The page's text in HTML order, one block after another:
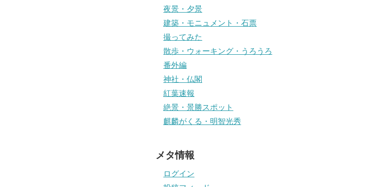
夜景・夕景
建築・モニュメント・石票
撮ってみた
散歩・ウォーキング・うろうろ
番外編
神社・仏閣
紅葉速報
絶景・景勝スポット
麒麟がくる・明智光秀
メタ情報
ログイン